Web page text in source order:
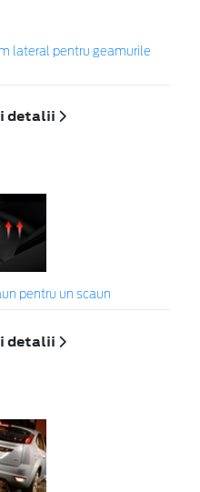
lateral pentru geamurile
detalii
pentru un scaun
detalii